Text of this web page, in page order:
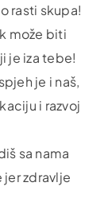
rasti skupa!
može biti
je iza tebe!
je i naš,
i razvoj
sa nama
zdravlje